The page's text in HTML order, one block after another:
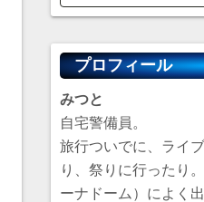
プロフィール
みつと
自宅警備員。
旅行ついでに、ライ
り、祭りに行ったり
ーナドーム）によく